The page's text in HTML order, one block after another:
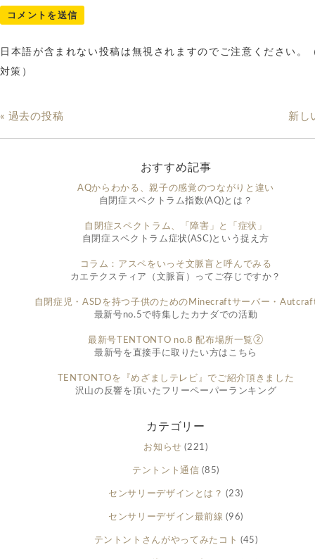
日本語が含まれない投稿は無視されますのでご注意ください。
対策）
« 過去の投稿 新し
おすすめ記事
AQからわかる、親子の感覚のつながりと違い
自閉症スペクトラム指数(AQ)とは？
自閉症スペクトラム、「障害」と「症状」
自閉症スペクトラム症状(ASC)という捉え方
コラム：アスペをいっそ文脈盲と呼んでみる
カエテクスティア（文脈盲）ってご存じですか？
自閉症児・ASDを持つ子供のためのMinecraftサーバー・
最新号no.5で特集したカナダでの活動
最新号TENTONTO no.8 配布場所一覧②
最新号を直接手に取りたい方はこちら
TENTONTOを『めざましテレビ』でご紹介頂きました
沢山の反響を頂いたフリーペーパーランキング
カテゴリー
お知らせ (221)
テントント通信 (85)
センサリーデザインとは？ (23)
センサリーデザイン最前線 (96)
テントントさんがやってみたコト (45)